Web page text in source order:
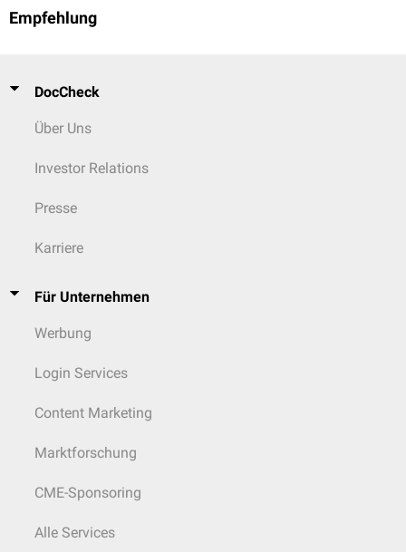
Empfehlung
DocCheck
Über Uns
Investor Relations
Presse
Karriere
Für Unternehmen
Werbung
Login Services
Content Marketing
Marktforschung
CME-Sponsoring
Alle Services